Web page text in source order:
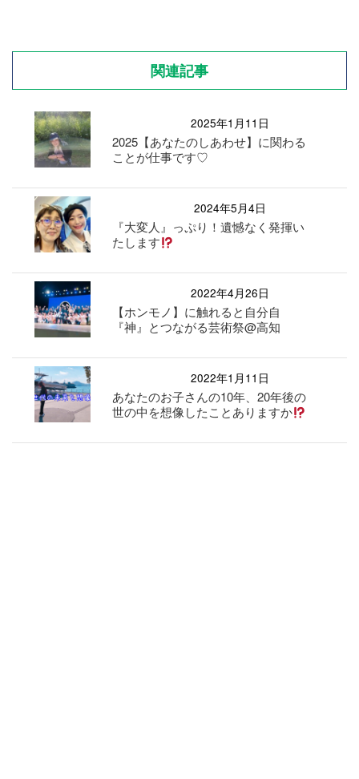
関連記事
2025年1月11日
2025【あなたのしあわせ】に関わる
ことが仕事です♡
2024年5月4日
『大変人』っぷり！遺憾なく発揮い
たします
2022年4月26日
【ホンモノ】に触れると自分自
『神』とつながる芸術祭@高知
2022年1月11日
あなたのお子さんの10年、20年後の
世の中を想像したことありますか